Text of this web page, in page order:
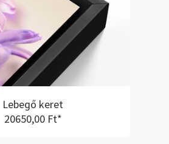
Lebegő keret
20650,00 Ft*